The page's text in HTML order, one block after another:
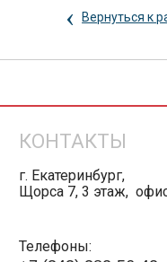
‹ Вернуться к
КОНТАКТЫ
г. Екатеринбург,
Щорса 7, 3 этаж,
Телефоны: